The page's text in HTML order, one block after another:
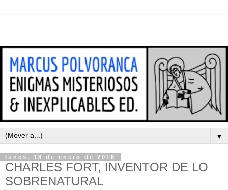
▼
lunes, 18 de enero de 2016
CHARLES FORT, INVENTOR DE LO
SOBRENATURAL